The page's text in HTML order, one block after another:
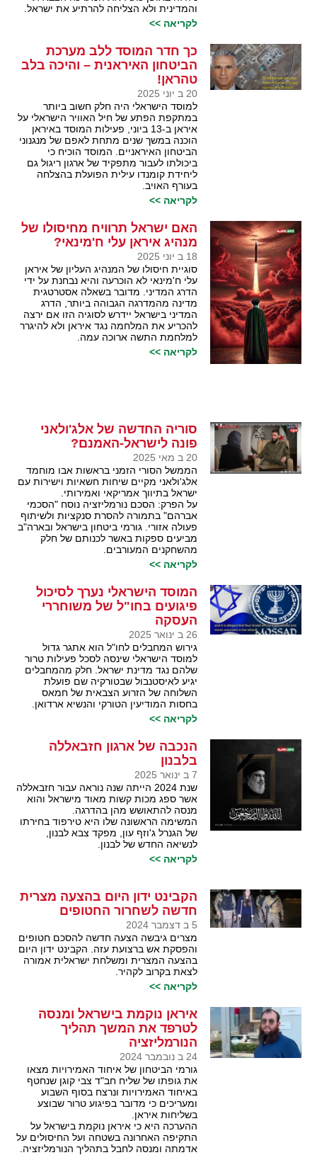
והמדינית ולא הצליחה להרתיע את ישראל.
לקריאה >>
כך חדר המוסד ללב מערכת
הביטחון האיראנית – והיכה בלב
טהראן!
20 ב יוני 2025
למוסד הישראלי היה חלק חשוב ביותר
במתקפת הפתע של חיל האוויר הישראלי על
איראן ב-13 ביוני, פעילות המוסד באיראן
הוכנה במשך שנים מתחת לאפם של מנגנוני
הביטחון האיראניים. המוסד הוכיח כי
ביכולתו לעבור מתפקיד של ארגון ריגול גם
ליחידת קומנדו עילית הפועלת בהצלחה
בעורף האויב.
לקריאה >>
האם ישראל תרוויח מחיסולו של
מנהיג איראן עלי ח'מינאי?
18 ב יוני 2025
סוגיית חיסולו של המנהיג העליון של איראן
עלי ח'מינאי לא הוכרעה והיא נבחנת על ידי
הדרג המדיני. מדובר בשאלה אסטרטגית
מדינה מהמדרגה הגבוהה ביותר, הדרג
המדיני בישראל יידרש לסוגיה הזו אם ירצה
להכריע את המלחמה נגד איראן ולא להיגרר
למלחמת התשה ארוכה עמה.
לקריאה >>
סוריה החדשה של אלג'ולאני
פונה לישראל-האמנם?
20 ב מאי 2025
הממשל הסורי הזמני בראשות אבו מוחמד
אלג'ולאני מקיים שיחות חשאיות וישירות עם
ישראל בתיווך אמריקאי ואמירותי.
על הפרק: הסכם נורמליזציה נוסח "הסכמי
אברהם" בתמורה להסרת סנקציות ולשיתוף
פעולה אזורי. גורמי ביטחון בישראל ובארה"ב
מביעים ספקות באשר לכנותם של חלק
מהשחקנים המעורבים.
לקריאה >>
המוסד הישראלי נערך לסיכול
פיגועים בחו"ל של משוחררי
העסקה
26 ב ינואר 2025
גירוש המחבלים לחו"ל הוא אתגר גדול
למוסד הישראלי שינסה לסכל פעילות טרור
שלהם נגד מדינת ישראל. חלק מהמחבלים
יגיע לאיסטנבול שבטורקיה שם פועלת
השלוחה של הזרוע הצבאית של חמאס
בחסות המודיעין הטורקי והנשיא ארדואן.
לקריאה >>
הנכבה של ארגון חזבאללה
בלבנון
7 ב ינואר 2025
שנת 2024 הייתה שנה נוראה עבור חזבאללה
אשר ספג מכות קשות מאוד מישראל והוא
מנסה להתאושש מהן בהדרגה.
המשימה הראשונה שלו היא טירפוד בחירתו
של הגנרל ג'וזף עון, מפקד צבא לבנון,
לנשיאה החדש של לבנון.
לקריאה >>
הקבינט ידון היום בהצעה מצרית
חדשה לשחרור החטופים
5 ב דצמבר 2024
מצרים גיבשה הצעה חדשה להסכם חטופים
והפסקת אש ברצועת עזה. הקבינט ידון היום
בהצעה המצרית ומשלחת ישראלית אמורה
לצאת בקרוב לקהיר.
לקריאה >>
איראן נוקמת בישראל ומנסה
לטרפד את המשך תהליך
הנורמליזציה
24 ב נובמבר 2024
גורמי הביטחון של איחוד האמירויות מצאו
את גופתו של שליח חב"ד צבי קוגן שנחטף
באיחוד האמירויות ונרצח בסוף השבוע
ומעריכים כי מדובר בפיגוע טרור שבוצע
בשליחות איראן.
ההערכה היא כי איראן נוקמת בישראל על
התקיפה האחרונה בשטחה ועל החיסולים על
אדמתה ומנסה לחבל בתהליך הנורמליזציה.